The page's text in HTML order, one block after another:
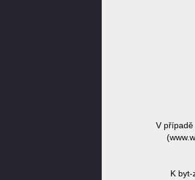
V případě
K